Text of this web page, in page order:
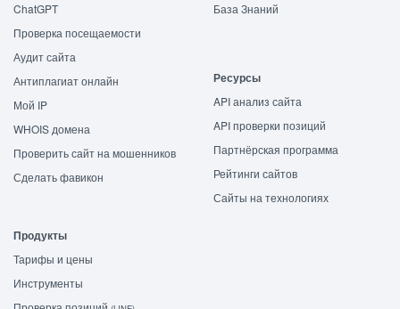
ChatGPT
Проверка посещаемости
Аудит сайта
Антиплагиат онлайн
Мой IP
WHOIS домена
Проверить сайт на мошенников
Сделать фавикон
База Знаний
Ресурсы
API анализ сайта
API проверки позиций
Партнёрская программа
Рейтинги сайтов
Сайты на технологиях
Продукты
Тарифы и цены
Инструменты